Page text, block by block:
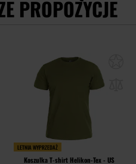
PROPOZYCJE
LETNIA WYPRZEDAŻ
Koszulka T-shirt Helikon-Tex - US